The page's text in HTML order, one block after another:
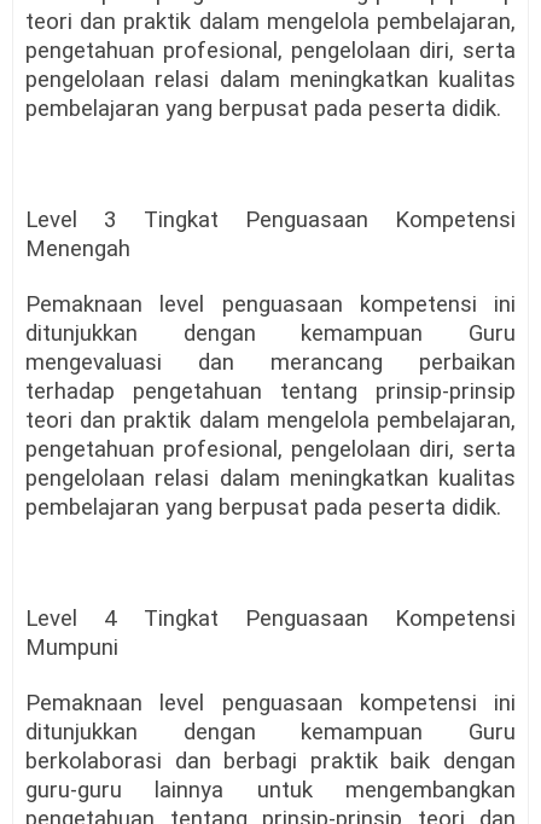
teori dan praktik dalam mengelola pembelajaran,
pengetahuan profesional, pengelolaan diri, serta
pengelolaan relasi dalam meningkatkan kualitas
pembelajaran yang berpusat pada peserta didik.
Level 3 Tingkat Penguasaan Kompetensi
Menengah
Pemaknaan level penguasaan kompetensi ini
ditunjukkan dengan kemampuan Guru
mengevaluasi dan merancang perbaikan
terhadap pengetahuan tentang prinsip-prinsip
teori dan praktik dalam mengelola pembelajaran,
pengetahuan profesional, pengelolaan diri, serta
pengelolaan relasi dalam meningkatkan kualitas
pembelajaran yang berpusat pada peserta didik.
Level 4 Tingkat Penguasaan Kompetensi
Mumpuni
Pemaknaan level penguasaan kompetensi ini
ditunjukkan dengan kemampuan Guru
berkolaborasi dan berbagi praktik baik dengan
guru-guru lainnya untuk mengembangkan